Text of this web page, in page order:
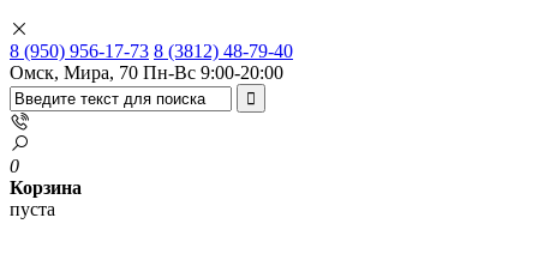
8 (950) 956-17-73 8 (3812) 48-79-40
Омск, Мира, 70 Пн-Вс 9:00-20:00
0
Корзина
пуста